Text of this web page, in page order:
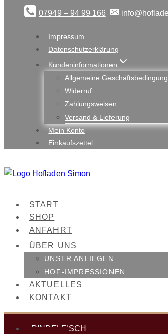
07949 – 94 99 166
Impressum
Datenschutzerklärung
Kundeninformationen
Allgemeine
Widerruf
Zahlungsweisen
Versand & Lieferung
Mein Konto
Einkaufszettel
START
SHOP
ANFAHRT
ÜBER UNS
UNSER ANLIEGEN
HOF-IMPRESSIONEN
AKTUELLES
KONTAKT
RINDFLEISCH